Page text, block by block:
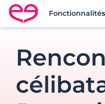
Rencontre en France
Fonctionnalités